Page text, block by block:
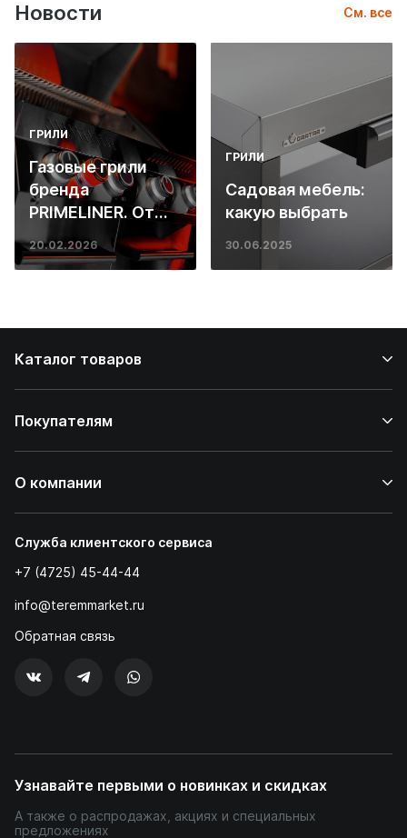
Новости См. все
ГРИЛИ
Газовые грили
бренда
PRIMELINER. От
основ инженерии
до ресторанных
20.02.2026
ГРИЛИ
Садовая мебель:
какую выбрать
30.06.2025
Каталог товаров
Покупателям
О компании
Служба клиентского сервиса
+7 (4725) 45-44-44
info@teremmarket.ru
Обратная связь
Узнавайте первыми о новинках и скидках
А также о распродажах, акциях и специальных
предложениях